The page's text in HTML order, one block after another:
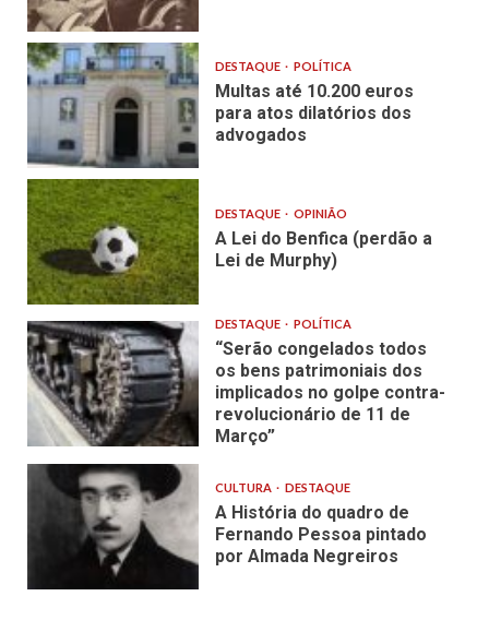
DESTAQUE POLÍTICA
Multas até 10.200 euros
para atos dilatórios dos
advogados
DESTAQUE OPINIÃO
A Lei do Benfica (perdão a
Lei de Murphy)
DESTAQUE POLÍTICA
“Serão congelados todos
os bens patrimoniais dos
implicados no golpe contra-
revolucionário de 11 de
Março”
CULTURA DESTAQUE
A História do quadro de
Fernando Pessoa pintado
por Almada Negreiros